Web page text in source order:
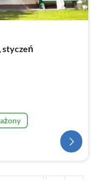
styczeń